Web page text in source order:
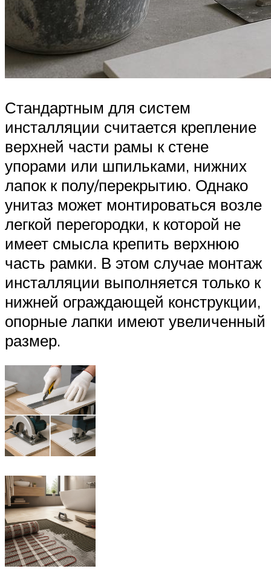
Стандартным для систем
инсталляции считается крепление
верхней части рамы к стене
упорами или шпильками, нижних
лапок к полу/перекрытию. Однако
унитаз может монтироваться возле
легкой перегородки, к которой не
имеет смысла крепить верхнюю
часть рамки. В этом случае монтаж
инсталляции выполняется только к
нижней ограждающей конструкции,
опорные лапки имеют увеличенный
размер.